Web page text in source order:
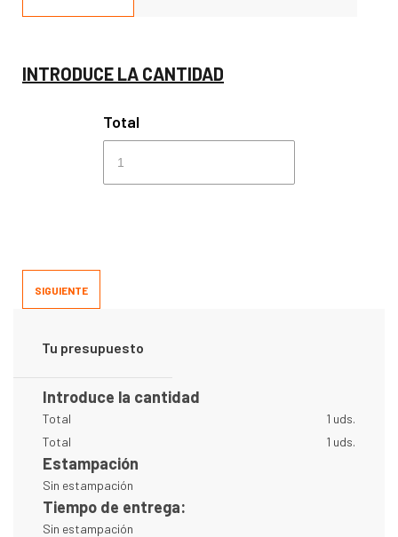
INTRODUCE LA CANTIDAD
Total
SIGUIENTE
Tu presupuesto
Introduce la cantidad
Total
1 uds.
Total
1 uds.
Estampación
Sin estampación
Tiempo de entrega:
Sin estampación